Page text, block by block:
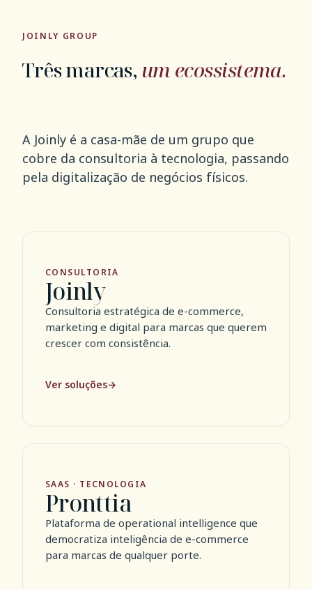
JOINLY GROUP
Três marcas, um ecossistema.
A Joinly é a casa-mãe de um grupo que
cobre da consultoria à tecnologia, passando
pela digitalização de negócios físicos.
CONSULTORIA
Joinly
Consultoria estratégica de e-commerce,
marketing e digital para marcas que querem
crescer com consistência.
Ver soluções
SAAS · TECNOLOGIA
Pronttia
Plataforma de operational intelligence que
democratiza inteligência de e-commerce
para marcas de qualquer porte.